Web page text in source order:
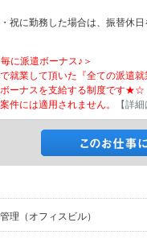
祝に勤務した場合は、振替休日
に派遣ボーナス♪＞
就業して頂いた『全ての派遣就
ーナスを支給する制度です★☆
件には適用されません。
【詳
理（オフィスビル）